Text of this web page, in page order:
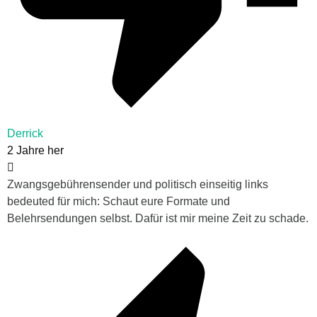
Derrick
2 Jahre her
Zwangsgebührensender und politisch einseitig links
bedeuted für mich: Schaut eure Formate und
Belehrsendungen selbst. Dafür ist mir meine Zeit zu schade.